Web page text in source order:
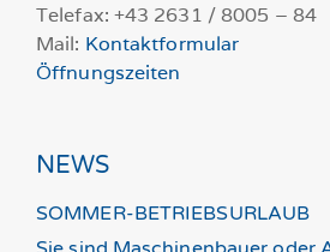
Telefax: +43 2631 / 8005 – 84
Mail: Kontaktformular
Öffnungszeiten
NEWS
SOMMER-BETRIEBSURLAUB